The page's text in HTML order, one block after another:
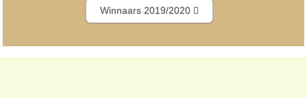
Winnaars 2019/2020